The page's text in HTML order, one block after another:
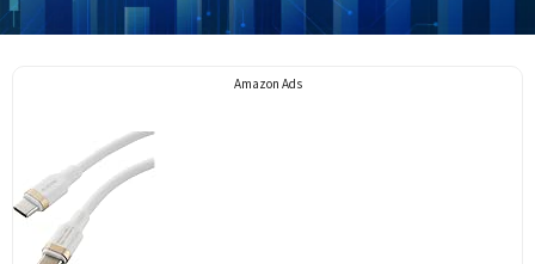
Amazon Ads